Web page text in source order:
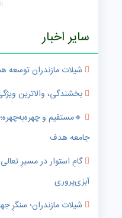
سایر اخبار
شیلات مازندران
بخشندگی، والاترین
🔹️مستقیم و
جامعه هدف
گامِ استوار در مسیرِ
آبزی‌پروری
شیلات مازندران؛ سنگرِ